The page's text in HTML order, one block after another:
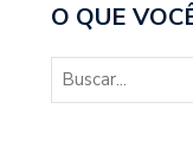
O QUE